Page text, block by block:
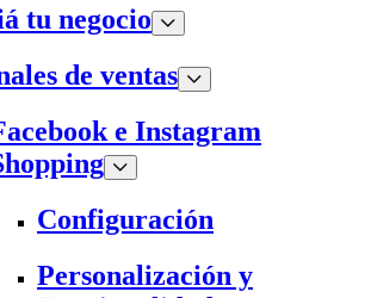
tu negocio
de ventas
e Instagram
Configuración
Personalización y